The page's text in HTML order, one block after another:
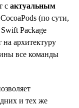
с актуальным
(по сути,
Package
на архитектуру
все команды
и тех же